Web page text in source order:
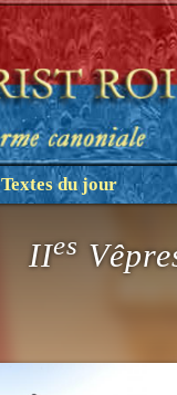
Textes du jour
IIes